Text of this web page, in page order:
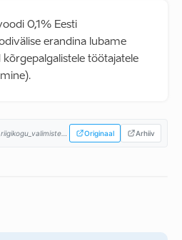
0,1% Eesti
erandina lubame
töötajatele
Originaal Arhiiv